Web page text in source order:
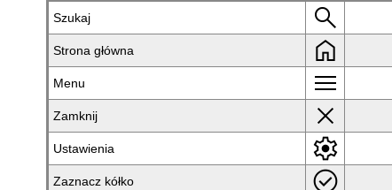
Szukaj search
Strona główna home
Menu menu
Zamknij close
Ustawienia settings
Zaznacz kółko check_circle